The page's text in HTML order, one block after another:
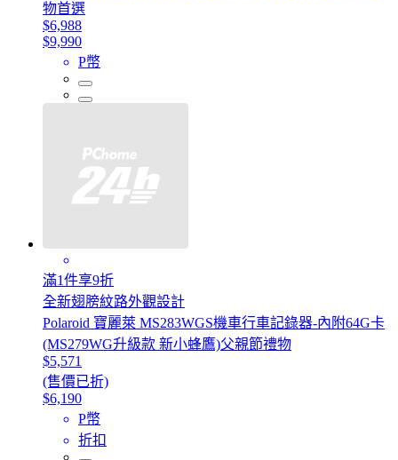
物首選
$6,988
$9,990
P幣
滿1件享9折
全新翅膀紋路外觀設計
Polaroid 寶麗萊 MS283WGS機車行車記錄器-內附64G卡
(MS279WG升級款 新小蜂鷹)父親節禮物
$5,571
(售價已折)
$6,190
P幣
折扣